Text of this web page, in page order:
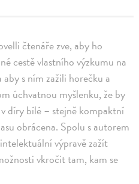
čtenáře zve, aby ho
cestě vlastního výzkumu na
s ním zažili horečku a
úchvatnou myšlenku, že by
díry bílé – stejně kompaktní
obrácena. Spolu s autorem
výpravě zažít
vkročit tam, kam se